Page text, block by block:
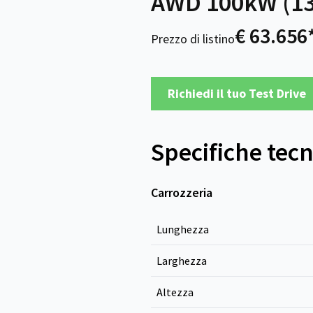
Prezzo di listino€
Richiedi il tuo Test Drive
Specifiche
Carrozzeria
Lunghezza
Larghezza
Altezza